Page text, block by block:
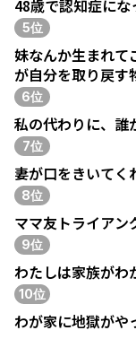
48歳で認知症にな
5位
妹なんか生まれて
が自分を取り戻す
6位
私の代わりに、
7位
妻が口をきいてく
8位
ママ友トライアン
9位
わたしは家族がわ
10位
わが家に地獄がや